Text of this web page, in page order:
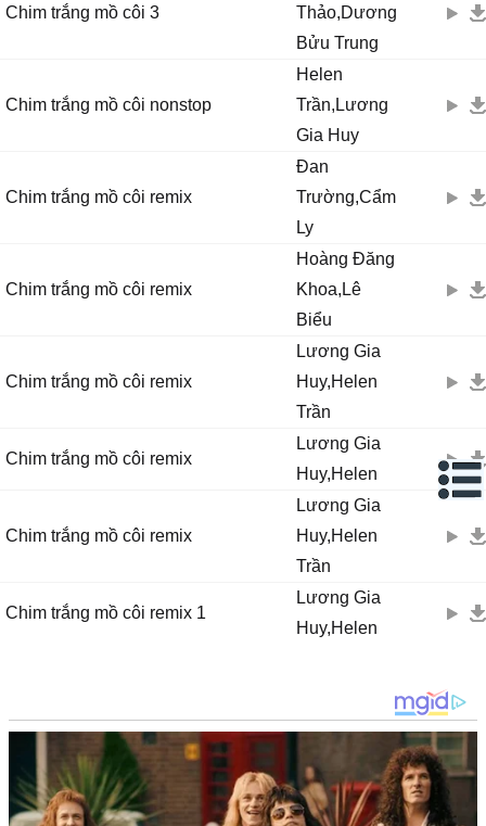
Chim trắng mồ côi 3
Thảo,Dương
Bửu Trung
Chim trắng mồ côi nonstop
Helen
Trần,Lương
Gia Huy
Chim trắng mồ côi remix
Đan
Trường,Cẩm
Ly
Chim trắng mồ côi remix
Hoàng Đăng
Khoa,Lê
Biểu
Chim trắng mồ côi remix
Lương Gia
Huy,Helen
Trần
Chim trắng mồ côi remix
Lương Gia
Huy,Helen
Chim trắng mồ côi remix
Lương Gia
Huy,Helen
Trần
Chim trắng mồ côi remix 1
Lương Gia
Huy,Helen